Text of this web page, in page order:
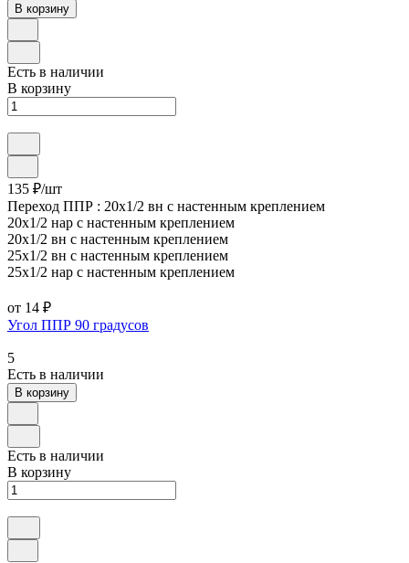
В корзину
Есть в наличии
В корзину
135 ₽/шт
Переход ППР : 20х1/2 вн с настенным креплением
20х1/2 нар с настенным креплением
20х1/2 вн с настенным креплением
25х1/2 вн с настенным креплением
25х1/2 нар с настенным креплением
от 14 ₽
Угол ППР 90 градусов
5
Есть в наличии
В корзину
Есть в наличии
В корзину